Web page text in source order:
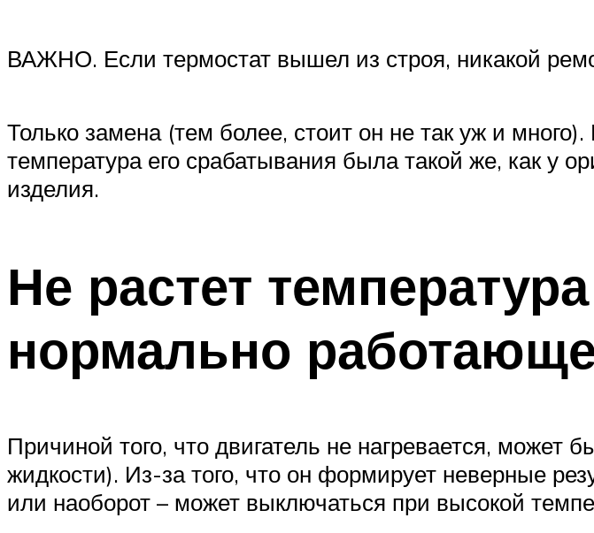
ВАЖНО. Если термостат вышел из строя, никакой
Только замена (тем более, стоит он не так уж и
температура его срабатывания была такой же, как у
изделия.
Не растет
нормально
Причиной того, что двигатель не нагревается,
жидкости). Из-за того, что он формирует неверные
или наоборот – может выключаться при высокой